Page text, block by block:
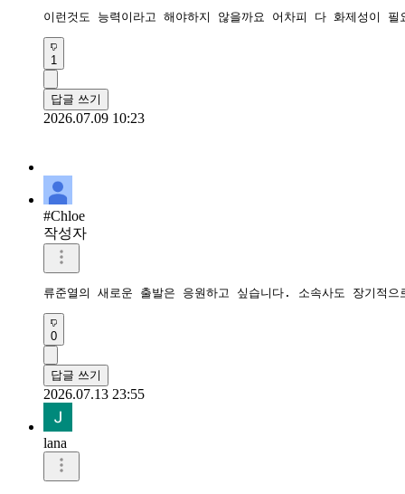
이런것도 능력이라고 해야하지 않을까요 어차피 다 화제성이 필
1
답글 쓰기
2026.07.09 10:23
#Chloe
작성자
류준열의 새로운 출발은 응원하고 싶습니다. 소속사도 장기적
0
답글 쓰기
2026.07.13 23:55
lana